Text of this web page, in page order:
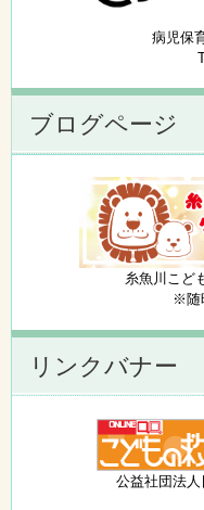
病児保
ブログページ
糸魚川こど
※随
リンクバナー
公益社団法人